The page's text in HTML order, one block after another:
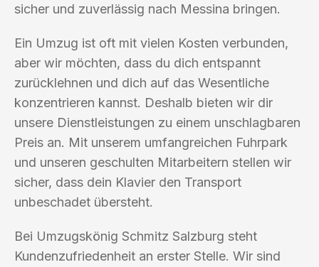
sicher und zuverlässig nach Messina bringen.
Ein Umzug ist oft mit vielen Kosten verbunden,
aber wir möchten, dass du dich entspannt
zurücklehnen und dich auf das Wesentliche
konzentrieren kannst. Deshalb bieten wir dir
unsere Dienstleistungen zu einem unschlagbaren
Preis an. Mit unserem umfangreichen Fuhrpark
und unseren geschulten Mitarbeitern stellen wir
sicher, dass dein Klavier den Transport
unbeschadet übersteht.
Bei Umzugskönig Schmitz Salzburg steht
Kundenzufriedenheit an erster Stelle. Wir sind